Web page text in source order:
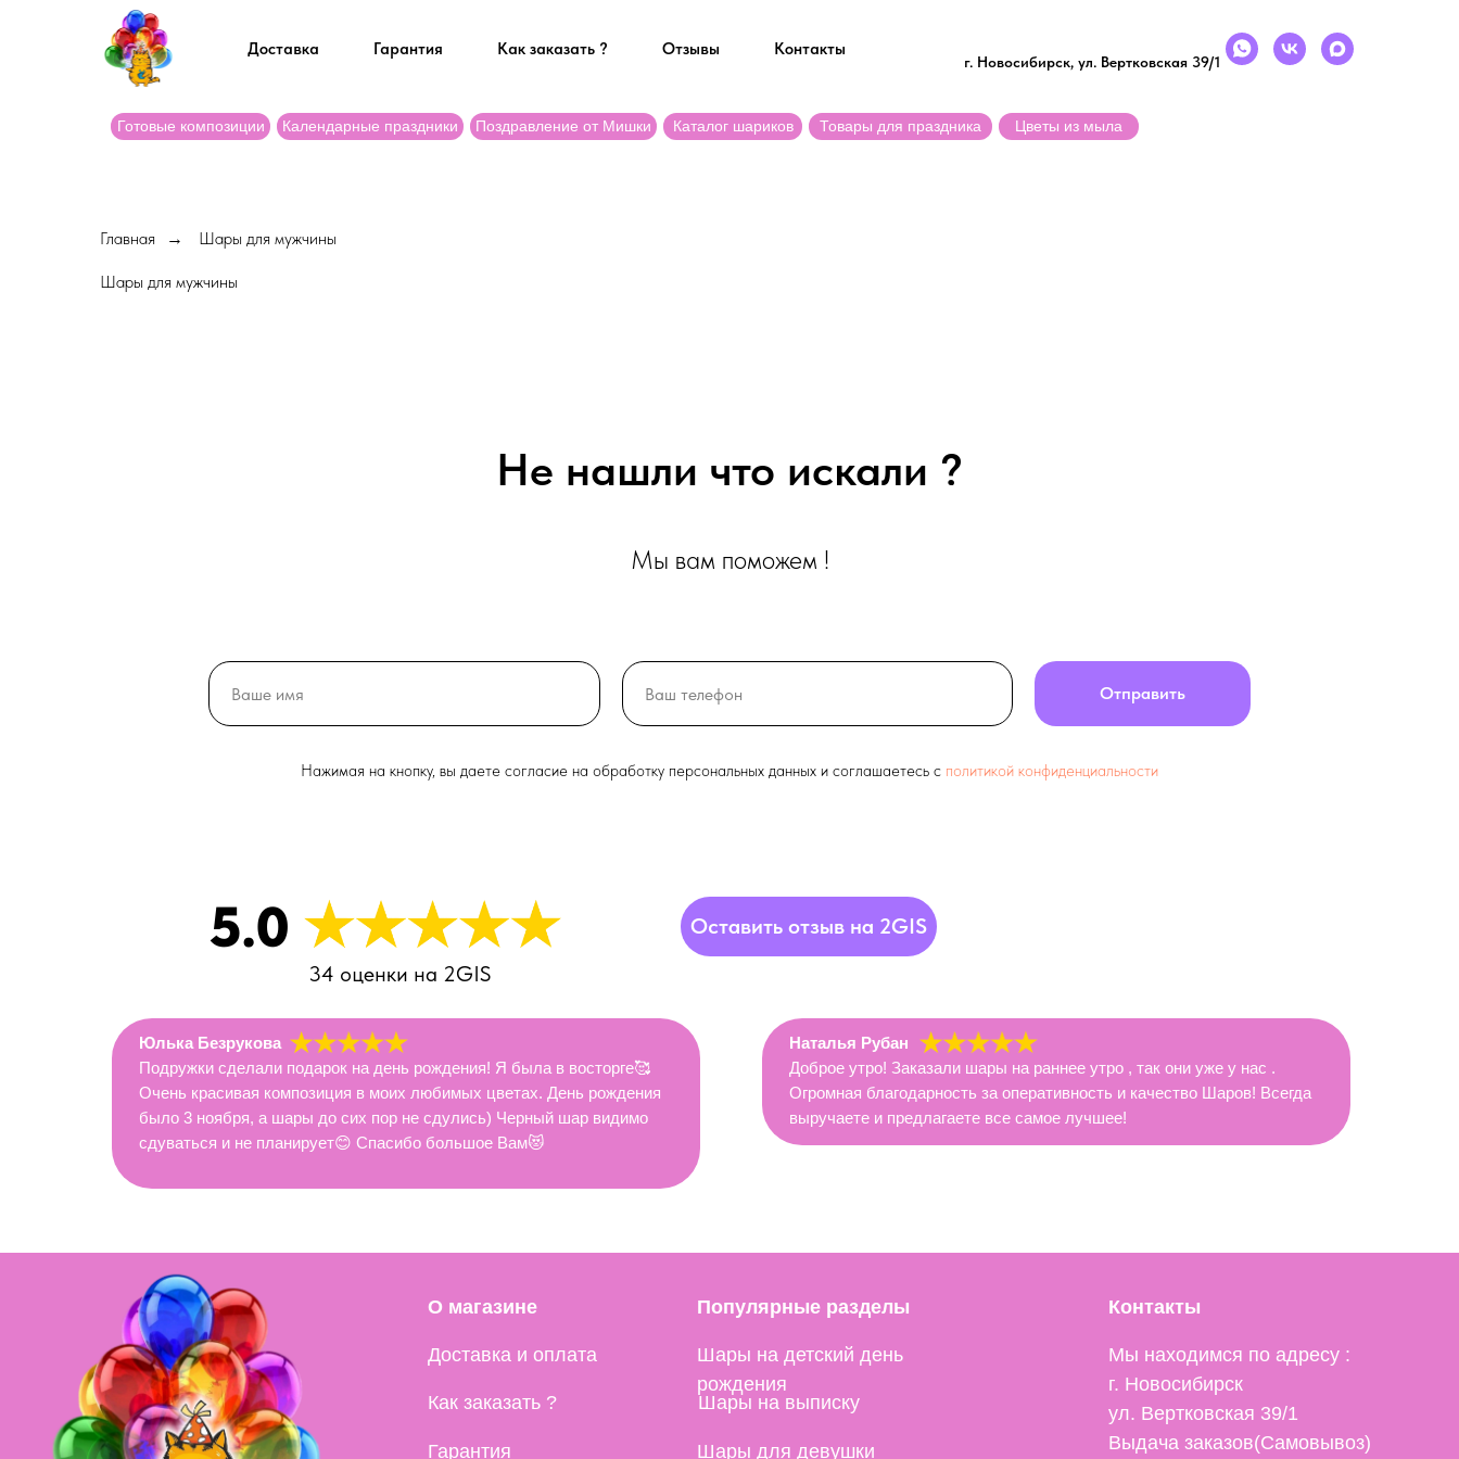
Доставка Гарантия Как заказать ? Отзывы Контакты
г. Новосибирск, ул. Вертковская 39/1
Готовые композиции Товары для праздника
Календарные праздники Цветы из мыла
Поздравление от Мишки Каталог шариков
Главная → Шары для мужчины
Шары для мужчины
Не нашли что искали ?
Мы вам поможем !
Отправить
Нажимая на кнопку, вы даете согласие на обработку персональных данных и соглашаетесь c политикой конфиденциальности
Юлька Безрукова
Подружки сделали подарок на день рождения! Я была в восторге🥰
Очень красивая композиция в моих любимых цветах. День рождения
было 3 ноября, а шары до сих пор не сдулись) Черный шар видимо
сдуваться и не планирует😊 Спасибо большое Вам😻
5.0
34 оценки на 2GIS
Оставить отзыв на 2GIS
Наталья Рубан
Доброе утро! Заказали шары на раннее утро , так они уже у нас .
Огромная благодарность за оперативность и качество Шаров! Всегда
выручаете и предлагаете все самое лучшее!
Популярные разделы
Шары на выписку
Шары для девушки
Как заказать ?
Гарантия
Контакты Мы в MAX